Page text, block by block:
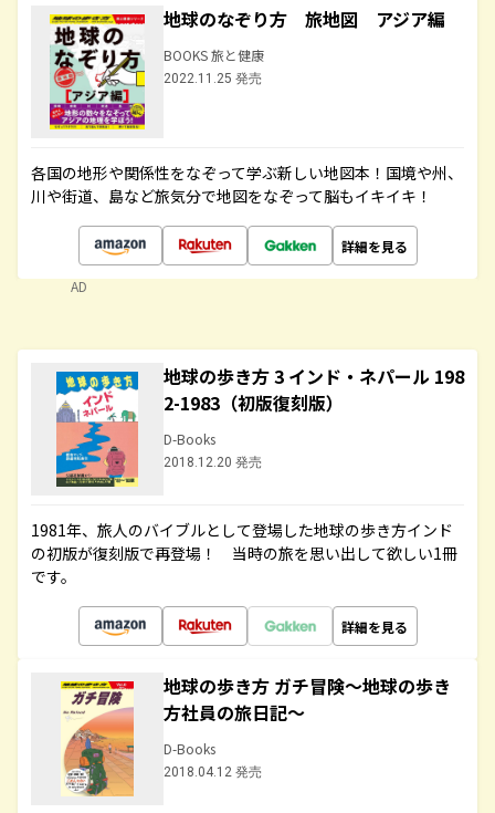
地球のなぞり方 旅地図 アジア編
BOOKS 旅と健康
2022.11.25 発売
各国の地形や関係性をなぞって学ぶ新しい地図本！国境や州、
川や街道、島など旅気分で地図をなぞって脳もイキイキ！
詳細を見る
AD
地球の歩き方 3 インド・ネパール 198
2-1983（初版復刻版）
D-Books
2018.12.20 発売
1981年、旅人のバイブルとして登場した地球の歩き方インド
の初版が復刻版で再登場！ 当時の旅を思い出して欲しい1冊
です。
詳細を見る
地球の歩き方 ガチ冒険～地球の歩き
方社員の旅日記～
D-Books
2018.04.12 発売